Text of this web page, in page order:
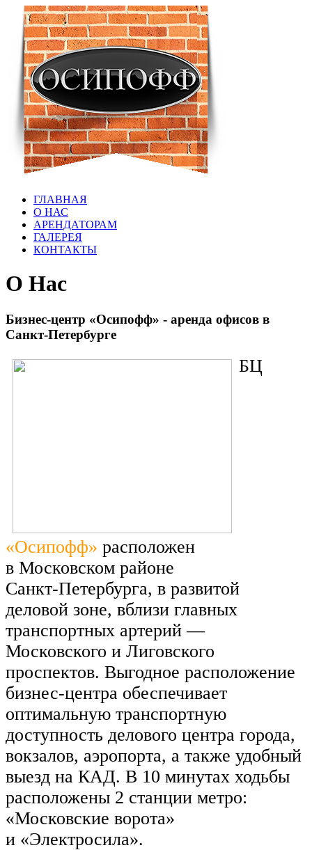
ГЛАВНАЯ
О НАС
АРЕНДАТОРАМ
ГАЛЕРЕЯ
КОНТАКТЫ
О Нас
Бизнес-центр «Осипофф» - аренда офисов в
Санкт-Петербурге
БЦ
«Осипофф» расположен
в Московском районе
Санкт-Петербурга, в развитой
деловой зоне, вблизи главных
транспортных артерий —
Московского и Лиговского
проспектов. Выгодное расположение
бизнес-центра обеспечивает
оптимальную транспортную
доступность делового центра города,
вокзалов, аэропорта, а также удобный
выезд на КАД. В 10 минутах ходьбы
расположены 2 станции метро:
«Московские ворота»
и «Электросила».